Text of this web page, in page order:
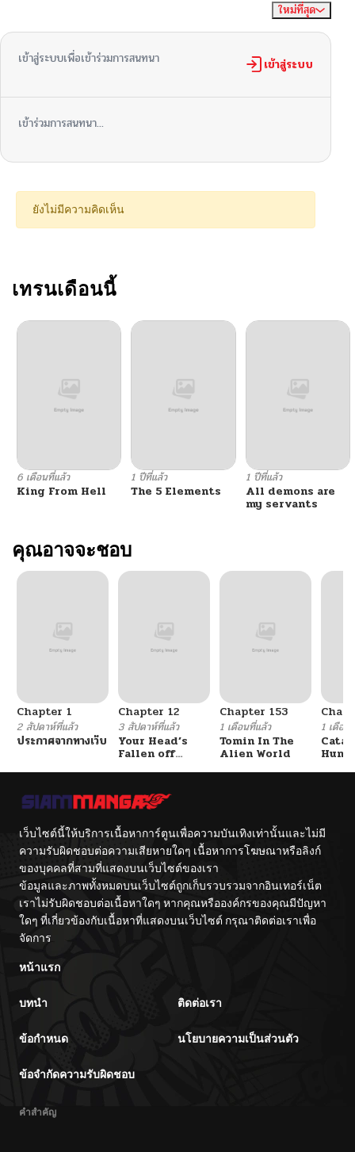
04/03/2026
ตอนที่ 120 04/03/2026
04/03/2026
ตอนที่ 117 04/03/2026
ตอนที่ 115
ตอนที่ 114
ตอนที่ 112 04/03/2026
ตอนที่ 111
ตอนที่ 110 04/03/2026
ตอนที่ 109
ตอนที่ 105 04/03/2026
ตอนที่ 103
ตอนที่ 102 04/03/2026
ตอนที่ 101 04/03/2026
ตอนที่ 100
ตอนที่ 97
ตอนที่ 96
ใหม่ที่สุด
เข้าสู่ระบบเพื่อเข้าร่วมการสนทนา เข้าสู่ระบบ
เข้าร่วมการสนทนา...
ยังไม่มีความคิดเห็น
เทรนเดือนนี้
6 เดือนที่แล้ว
King From Hell
1 ปีที่แล้ว
The 5 Elements
1 ปีที่แล้ว
All demons are
my servants
คุณอาจจะชอบ
Chapter 1
2 สัปดาห์ที่แล้ว
ประกาศจากทางเว็บ
Chapter 12
3 สัปดาห์ที่แล้ว
Your Head’s
Fallen off
Chapter 153
1 เดือนที่แล้ว
Tomin In The
Alien World
1 เดือน
เว็บไซต์นี้ให้บริการเนื้อหาการ์ตูนเพื่อความบันเทิงเท่านั้นและไม่มี
ความรับผิดชอบต่อความเสียหายใดๆ เนื้อหาการโฆษณาหรือลิงก์
ของบุคคลที่สามที่แสดงบนเว็บไซต์ของเรา
ข้อมูลและภาพทั้งหมดบนเว็บไซต์ถูกเก็บรวบรวมจากอินเทอร์เน็ต
เราไม่รับผิดชอบต่อเนื้อหาใดๆ หากคุณหรือองค์กรของคุณมีปัญหา
ใดๆ ที่เกี่ยวข้องกับเนื้อหาที่แสดงบนเว็บไซต์ กรุณาติดต่อเราเพื่อ
จัดการ
หน้าแรก
บทนำ ติดต่อเรา
ข้อกำหนด นโยบายความเป็นส่วนตัว
ข้อจำกัดความรับผิดชอบ
คำสำคัญ